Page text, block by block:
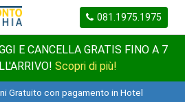
081.1975.1975
E CANCELLA GRATIS FINO A 7
Scopri di più!
Gratuito con pagamento in Hotel